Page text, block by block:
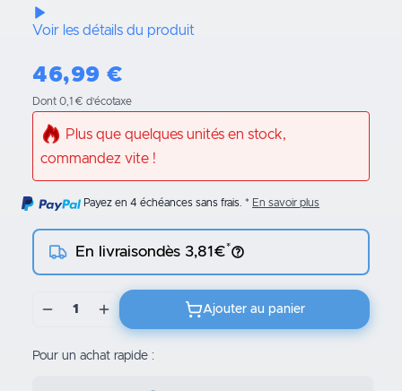
Voir les détails du produit
46,99 €
Dont 0,1 € d’écotaxe
Plus que quelques unités en stock,
commandez vite !
Payez en 4 échéances sans frais. En savoir plus
En livraisondès 3,81€*
1 Ajouter au panier
Pour un achat rapide :